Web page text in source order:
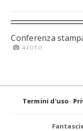
Conferenza
4 FOTO
Termini d'uso